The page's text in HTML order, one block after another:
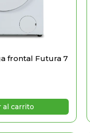
frontal Futura 7